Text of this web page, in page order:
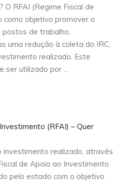
O RFAI (Regime Fiscal de
objetivo promover o
de trabalho,
uma redução à coleta do IRC,
realizado. Este
ser utilizado por …
(RFAI) – Quer
realizado, através
de Apoio ao Investimento
pelo estado com o objetivo